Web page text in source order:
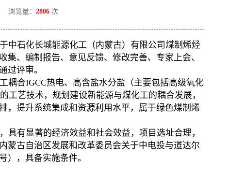
浏览量： 2806 次
中石化长城能源化工（内蒙古）有限公司煤制烯烃
、编制报告、意见反馈、修改完善、专家上会、
过评审。
耦合IGCC热电、高含盐水分盐（主要包括高级氧化
工艺技术，规划建设新能源与煤化工的耦合发展，
，提升系统集成和资源利用水平，属于绿色煤制烯
有显著的经济效益和社会效益，项目选址合理，
蒙古自治区发展和改革委员会关于中电投与道达尔
），具备实施条件。